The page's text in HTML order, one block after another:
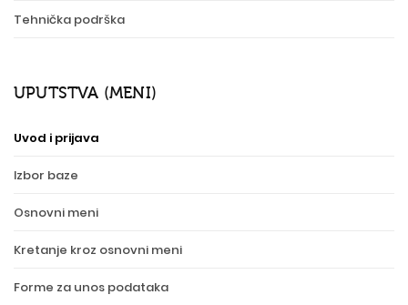
Tehnička podrška
UPUTSTVA (MENI)
Uvod i prijava
Izbor baze
Osnovni meni
Kretanje kroz osnovni meni
Forme za unos podataka